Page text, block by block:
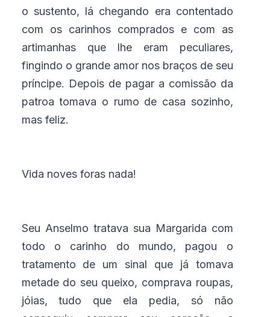
o sustento, lá chegando era contentado
com os carinhos comprados e com as
artimanhas que lhe eram peculiares,
fingindo o grande amor nos braços de seu
príncipe. Depois de pagar a comissão da
patroa tomava o rumo de casa sozinho,
mas feliz.
Vida noves foras nada!
Seu Anselmo tratava sua Margarida com
todo o carinho do mundo, pagou o
tratamento de um sinal que já tomava
metade do seu queixo, comprava roupas,
jóias, tudo que ela pedia, só não